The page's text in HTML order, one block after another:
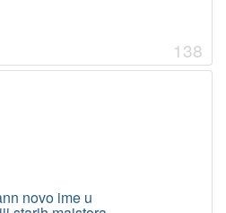
138
novo ime u